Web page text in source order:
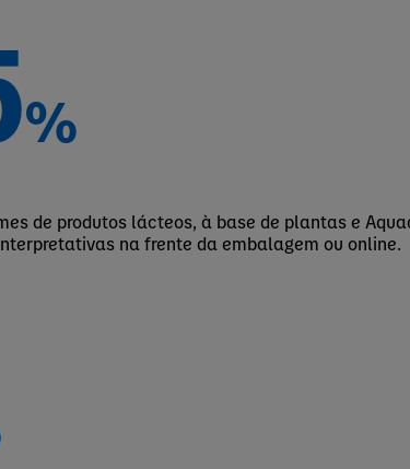
%
de produtos lácteos, à base de plantas e
na frente da embalagem ou online.